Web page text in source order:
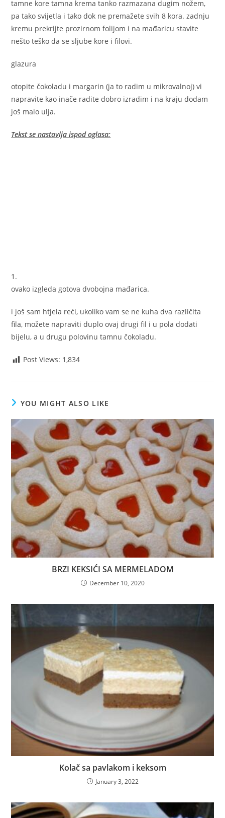
tamne kore tamna krema tanko razmazana dugim nožem,
pa tako svijetla i tako dok ne premažete svih 8 kora. zadnju
kremu prekrijte prozirnom folijom i na mađaricu stavite
nešto teško da se sljube kore i filovi.
glazura
otopite čokoladu i margarin (ja to radim u mikrovalnoj) vi
napravite kao inače radite dobro izradim i na kraju dodam
još malo ulja.
Tekst se nastavlja ispod oglasa:
1.
ovako izgleda gotova dvobojna mađarica.
i još sam htjela reći, ukoliko vam se ne kuha dva različita
fila, možete napraviti duplo ovaj drugi fil i u pola dodati
bijelu, a u drugu polovinu tamnu čokoladu.
Post Views: 1,834
YOU MIGHT ALSO LIKE
BRZI KEKSIĆI SA MERMELADOM
December 10, 2020
Kolač sa pavlakom i keksom
January 3, 2022